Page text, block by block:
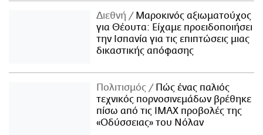
Διεθνή
Μαροκινός αξιωματούχος
για Θέουτα: Είχαμε προειδοποιήσει
την Ισπανία για τις επιπτώσεις μιας
δικαστικής απόφασης
Πολιτισμός
Πώς ένας παλιός
τεχνικός πορνοσινεμάδων βρέθηκε
πίσω από τις IMAX προβολές της
«Οδύσσειας» του Νόλαν